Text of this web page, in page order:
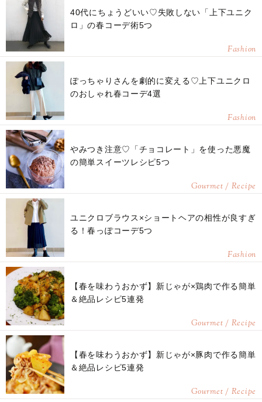
40代にちょうどいい♡失敗しない「上下ユニク
ロ」の春コーデ術5つ
Fashion
ぽっちゃりさんを劇的に変える♡上下ユニクロ
のおしゃれ春コーデ4選
Fashion
やみつき注意♡「チョコレート」を使った悪魔
の簡単スイーツレシピ5つ
Gourmet / Recipe
ユニクロブラウス×ショートヘアの相性が良すぎ
る！春っぽコーデ5つ
Fashion
【春を味わうおかず】新じゃが×鶏肉で作る簡単
＆絶品レシピ5連発
Gourmet / Recipe
【春を味わうおかず】新じゃが×豚肉で作る簡単
＆絶品レシピ5連発
Gourmet / Recipe